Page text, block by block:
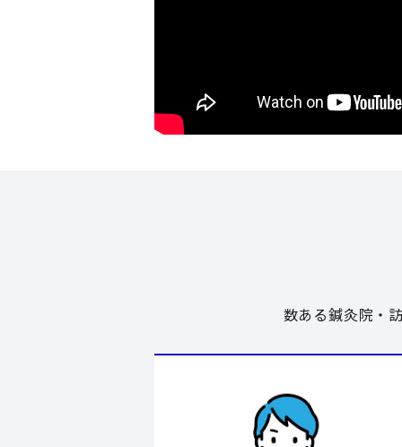
数ある鍼灸院・